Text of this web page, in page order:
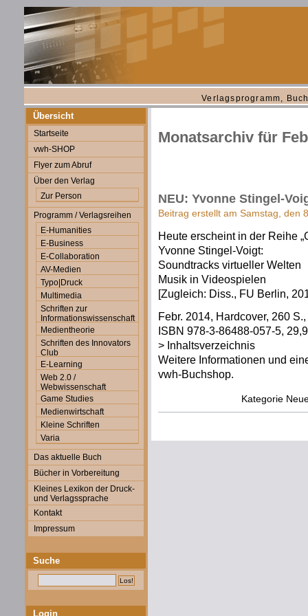
Verlagsprogramm,
Übersicht
Startseite
vwh-SHOP
Flyer zum Abruf
Über den Verlag
Zur Person
Programm / Verlagsreihen
E-Humanities
E-Business
E-Collaboration
AV-Medien
Typo|Druck
Multimedia
Schriften zur
Informationswissenschaft
Medientheorie
Schriften des Innovators
Club
E-Learning
Web 2.0 /
Webwissenschaft
Game Studies
Medienwirtschaft
Kleine Schriften
Varia
Das aktuelle Buch
Bücher in Vorbereitung
Kleines Lexikon der Druck-
und Verlagssprache
Kontakt
Impressum
Suche
Login
Monatsarchiv für
NEU: Yvonne Stingel-
Beitrag erstellt am Samstag, den
Heute erscheint in der Reihe
Yvonne Stingel-Voigt:
Soundtracks virtueller Welten
Musik in Videospielen
[Zugleich: Diss., FU Berlin,
Febr. 2014, Hardcover, 260
ISBN 978-3-86488-057-5,
> Inhaltsverzeichnis
Weitere Informationen und
vwh-Buchshop.
Kategorie